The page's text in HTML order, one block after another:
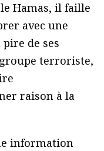
Hamas, il faille
avec une
de ses
terroriste,
raison à la
information